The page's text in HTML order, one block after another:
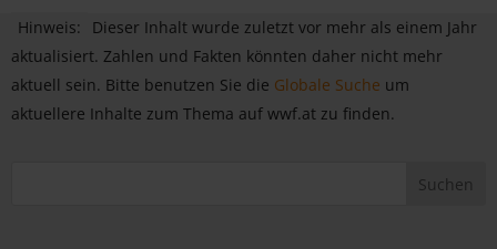
Hinweis:
Dieser Inhalt wurde zuletzt vor mehr als einem Jahr
aktualisiert. Zahlen und Fakten könnten daher nicht mehr
aktuell sein. Bitte benutzen Sie die Globale Suche um
aktuellere Inhalte zum Thema auf wwf.at zu finden.